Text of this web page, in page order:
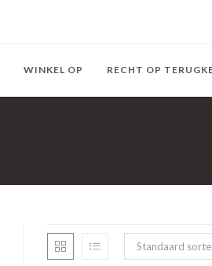
WINKEL OP RECHT OP
Standaard